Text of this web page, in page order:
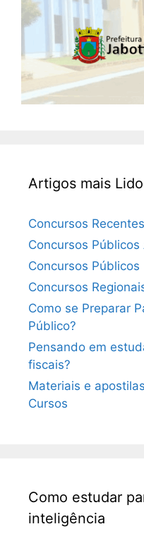
Artigos mais
Concursos Recentes
Concursos
Concursos
Concursos
Como se Preparar
Público?
Pensando em
fiscais?
Materiais e
Cursos
Como estudar
inteligência